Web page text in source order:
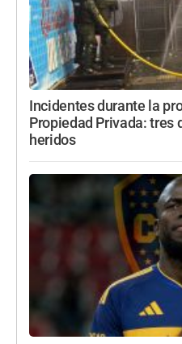
Incidentes durante la
Propiedad Privada: tres
heridos